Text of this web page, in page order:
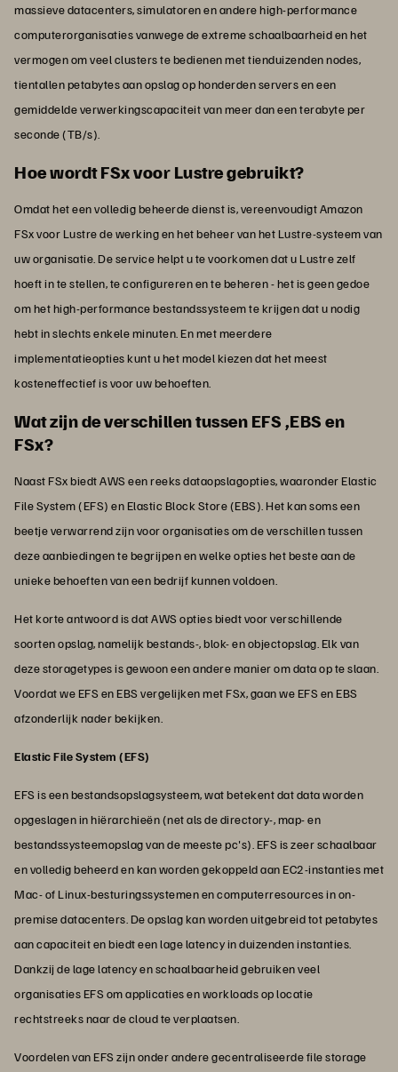
massieve datacenters, simulatoren en andere high-performance
computerorganisaties vanwege de extreme schaalbaarheid en het
vermogen om veel clusters te bedienen met tienduizenden nodes,
tientallen petabytes aan opslag op honderden servers en een
gemiddelde verwerkingscapaciteit van meer dan een terabyte per
seconde (TB/s).
Hoe wordt FSx voor Lustre gebruikt?
Omdat het een volledig beheerde dienst is, vereenvoudigt Amazon
FSx voor Lustre de werking en het beheer van het Lustre-systeem van
uw organisatie. De service helpt u te voorkomen dat u Lustre zelf
hoeft in te stellen, te configureren en te beheren - het is geen gedoe
om het high-performance bestandssysteem te krijgen dat u nodig
hebt in slechts enkele minuten. En met meerdere
implementatieopties kunt u het model kiezen dat het meest
kosteneffectief is voor uw behoeften.
Wat zijn de verschillen tussen EFS ,EBS en
FSx?
Naast FSx biedt AWS een reeks dataopslagopties, waaronder Elastic
File System (EFS) en Elastic Block Store (EBS). Het kan soms een
beetje verwarrend zijn voor organisaties om de verschillen tussen
deze aanbiedingen te begrijpen en welke opties het beste aan de
unieke behoeften van een bedrijf kunnen voldoen.
Het korte antwoord is dat AWS opties biedt voor verschillende
soorten opslag, namelijk bestands-, blok- en objectopslag. Elk van
deze storagetypes is gewoon een andere manier om data op te slaan.
Voordat we EFS en EBS vergelijken met FSx, gaan we EFS en EBS
afzonderlijk nader bekijken.
Elastic File System (EFS)
EFS is een bestandsopslagsysteem, wat betekent dat data worden
opgeslagen in hiërarchieën (net als de directory-, map- en
bestandssysteemopslag van de meeste pc's). EFS is zeer schaalbaar
en volledig beheerd en kan worden gekoppeld aan EC2-instanties met
Mac- of Linux-besturingssystemen en computerresources in on-
premise datacenters. De opslag kan worden uitgebreid tot petabytes
aan capaciteit en biedt een lage latency in duizenden instanties.
Dankzij de lage latency en schaalbaarheid gebruiken veel
organisaties EFS om applicaties en workloads op locatie
rechtstreeks naar de cloud te verplaatsen.
Voordelen van EFS zijn onder andere gecentraliseerde file storage